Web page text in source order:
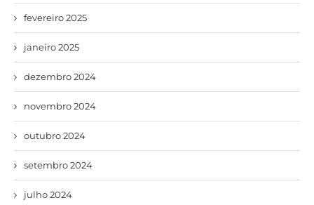
fevereiro 2025
janeiro 2025
dezembro 2024
novembro 2024
outubro 2024
setembro 2024
julho 2024